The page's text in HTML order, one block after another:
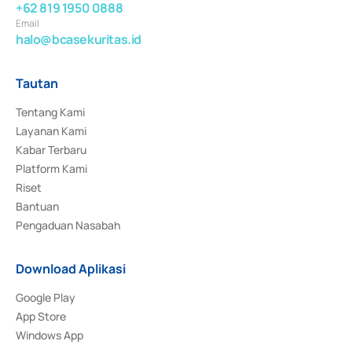
+62 819 1950 0888
Email
halo@bcasekuritas.id
Tautan
Tentang Kami
Layanan Kami
Kabar Terbaru
Platform Kami
Riset
Bantuan
Pengaduan Nasabah
Download Aplikasi
Google Play
App Store
Windows App